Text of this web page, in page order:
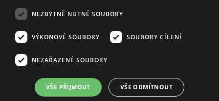
© 2008–2026 EMPRESA MEDIA, a.s. Všechna práva vyhrazena.
Zásady ochrany osobních a dalších zpracovávaných údajů
Informace o měření sledovanosti videa ve video archivu
Nielsen Digital Measurement
. Využíváme grafické podklady z
NEZBYTNĚ NUTNÉ SOUBORY
VÝKONOVÉ SOUBORY SOUBORY CÍLENÍ
NEZAŘAZENÉ SOUBORY
VŠE PŘIJMOUT VŠE ODMÍTNOUT